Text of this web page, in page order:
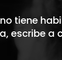
tiene
escribe a